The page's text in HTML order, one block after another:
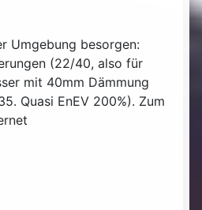
Umgebung besorgen:
(22/40, also für
mit 40mm Dämmung
Quasi EnEV 200%). Zum